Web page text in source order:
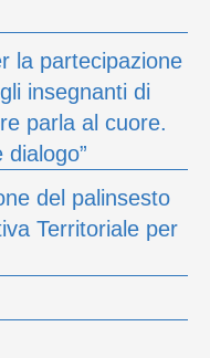
la partecipazione
insegnanti di
parla al cuore.
dialogo”
del palinsesto
Territoriale per